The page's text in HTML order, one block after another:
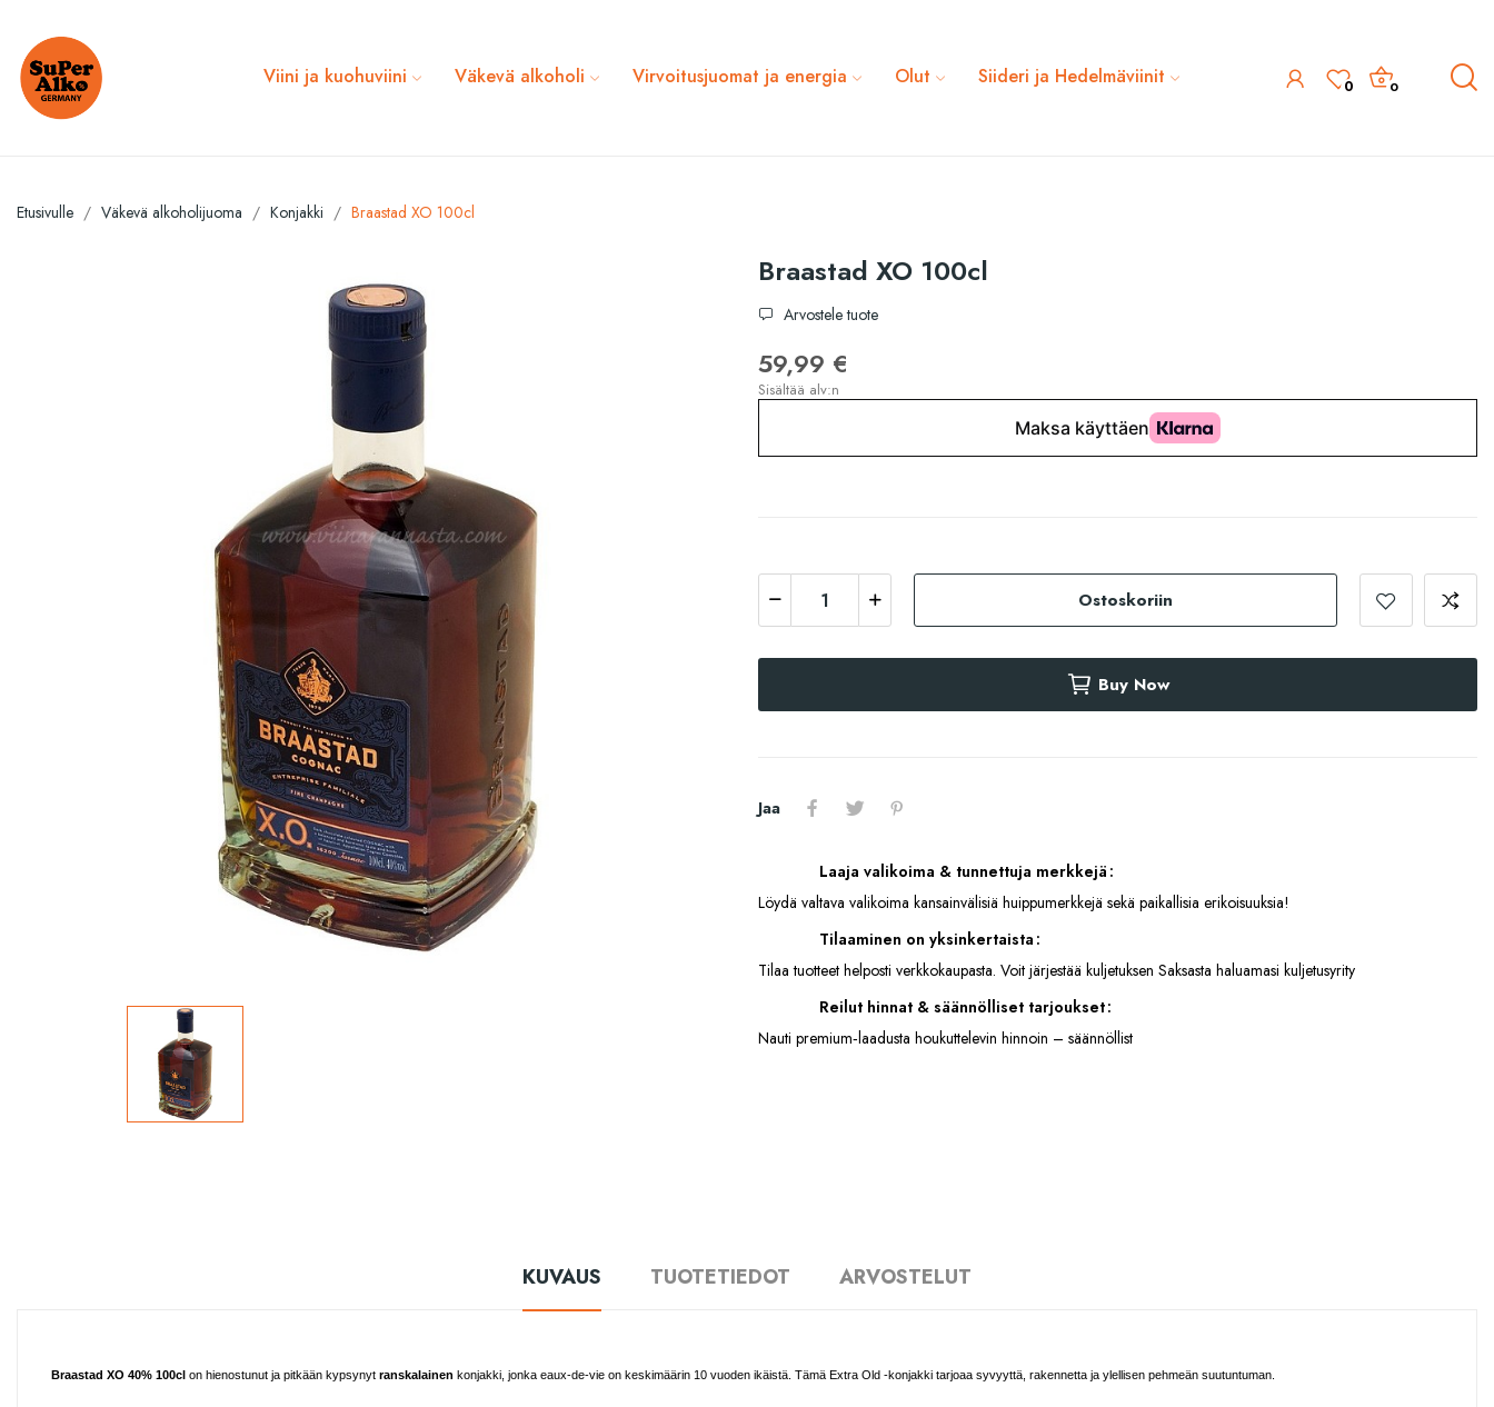
Viini ja kuohuviini Väkevä alkoholi Virvoitusjuomat ja energia Olut Siideri ja Hedelmäviinit 0 0
Etusivulle Väkevä alkoholijuoma Konjakki Braastad XO 100cl
Braastad XO 100cl
Arvostele tuote
59,99 €
Sisältää alv:n
Ostoskoriin
Buy Now
Jaa
Laaja valikoima & tunnettuja merkkejä
Löydä valtava valikoima kansainvälisiä huippumerkkejä sekä paikallisia erikoisuuksia!
Tilaaminen on yksinkertaista
Tilaa tuotteet helposti verkkokaupasta. Voit järjestää kuljetuksen Saksasta haluamasi kuljetusyrity
Reilut hinnat & säännölliset tarjoukset
Nauti premium‑laadusta houkuttelevin hinnoin – säännöllist
KUVAUS TUOTETIEDOT ARVOSTELUT
Braastad XO 40% 100cl on hienostunut ja pitkään kypsynyt ranskalainen konjakki, jonka eaux-de-vie on keskimäärin 10 vuoden ikäistä. Tämä Extra Old -konjakki tarjoaa syvyyttä, rakennetta ja ylellisen pehmeän suutuntuman.